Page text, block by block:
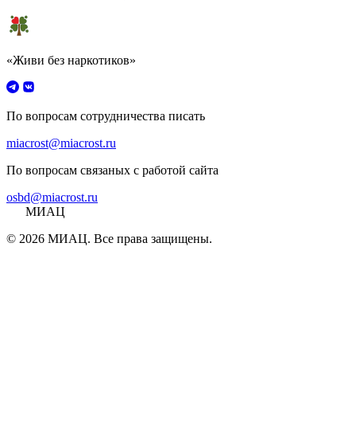
«Живи без наркотиков»
По вопросам сотрудничества писать
miacrost@miacrost.ru
По вопросам связаных с работой сайта
osbd@miacrost.ru
МИАЦ
© 2026 МИАЦ. Все права защищены.